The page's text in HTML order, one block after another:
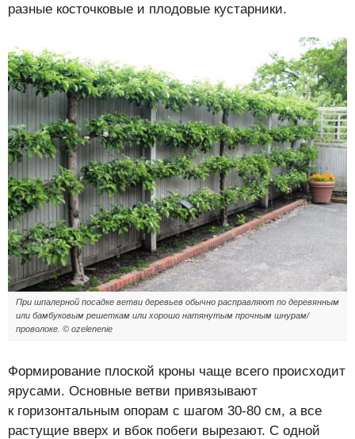
разные косточковые и плодовые кустарники.
При шпалерной посадке ветви деревьев обычно расправляют по деревянным
или бамбуковым решеткам или хорошо натянутым прочным шнурам/
проволоке. © ozelenenie
Формирование плоской кроны чаще всего происходит
ярусами. Основные ветви привязывают
к горизонтальным опорам с шагом 30-80 см, а все
растущие вверх и вбок побеги вырезают. С одной